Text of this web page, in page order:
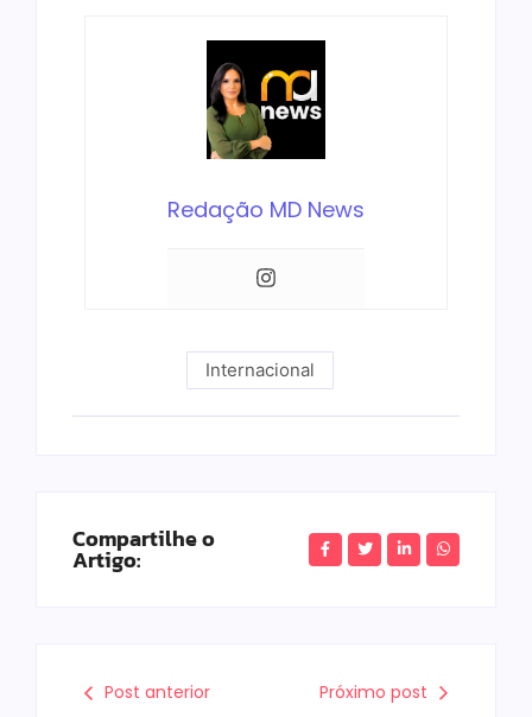
Redação MD News
Internacional
Compartilhe o
Artigo:
Post anterior Próximo post